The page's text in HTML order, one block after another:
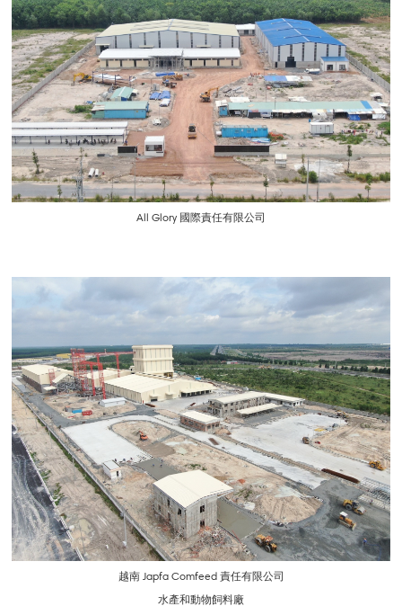
All Glory 國際責任有限公司
越南 Japfa Comfeed 責任有限公司
水產和動物飼料廠